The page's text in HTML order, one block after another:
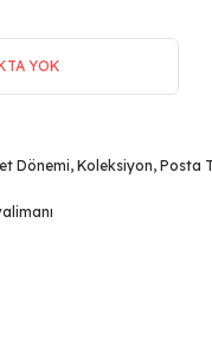
YOK
Dönemi, Koleksiyon, Posta